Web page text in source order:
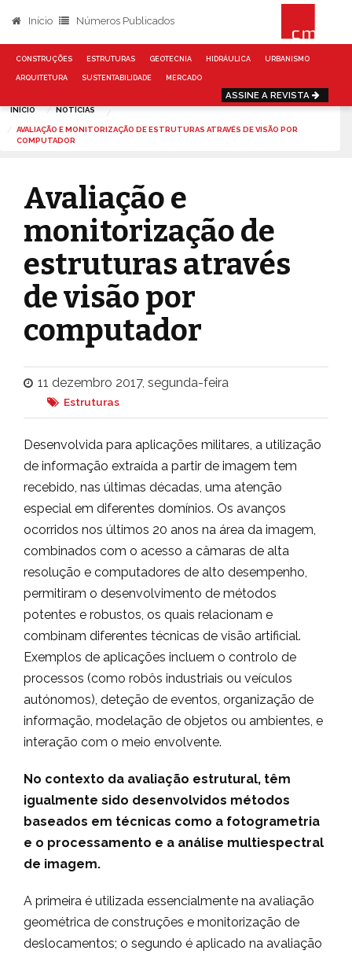
Início Números Publicados
CONSTRUÇÕES ESTRUTURAS GEOTECNIA HIDRÁULICA URBANISMO
ARQUITETURA SUSTENTABILIDADE MERCADO
ASSINE A REVISTA
INÍCIO NOTÍCIAS
AVALIAÇÃO E MONITORIZAÇÃO DE ESTRUTURAS ATRAVÉS DE VISÃO POR
COMPUTADOR
Avaliação e
monitorização de
estruturas através
de visão por
computador
11 dezembro 2017, segunda-feira
Estruturas
Desenvolvida para aplicações militares, a utilização
de informação extraída a partir de imagem tem
recebido, nas últimas décadas, uma atenção
especial em diferentes domínios. Os avanços
ocorridos nos últimos 20 anos na área da imagem,
combinados com o acesso a câmaras de alta
resolução e computadores de alto desempenho,
permitiram o desenvolvimento de métodos
potentes e robustos, os quais relacionam e
combinam diferentes técnicas de visão artificial.
Exemplos de aplicações incluem o controlo de
processos (como robôs industriais ou veículos
autónomos), deteção de eventos, organização de
informação, modelação de objetos ou ambientes, e
interação com o meio envolvente.
No contexto da avaliação estrutural, têm
igualmente sido desenvolvidos métodos
baseados em técnicas como a fotogrametria
e o processamento e a análise multiespectral
de imagem.
A primeira é utilizada essencialmente na avaliação
geométrica de construções e monitorização de
deslocamentos; o segundo é aplicado na avaliação